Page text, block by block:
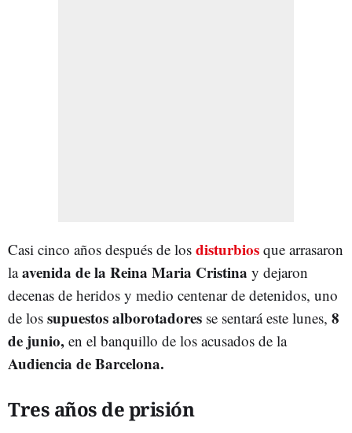
Casi cinco años después de los disturbios que arrasaron
laavenida de la Reina Maria Cristina y dejaron
decenas de heridos y medio centenar de detenidos, uno
de los supuestosalborotadores se sentará este lunes, 8
de junio, en el banquillo de los acusados de la
Audiencia de Barcelona.
Tres años de prisión